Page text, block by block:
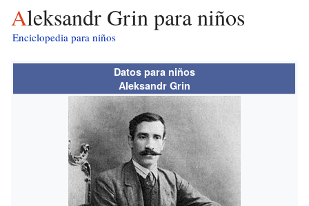
Aleksandr Grin para niños
Enciclopedia para niños
Datos para niños
Aleksandr Grin